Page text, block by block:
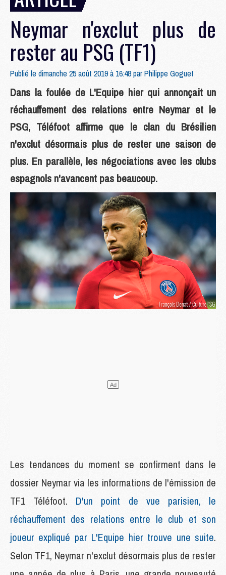
Neymar n'exclut plus de
rester au PSG (TF1)
Publié le dimanche 25 août 2019 à 16:48 parPhilippe Goguet
Dans la foulée de L'Equipe hier qui annonçait un
réchauffement des relations entre Neymar et le
PSG, Téléfoot affirme que le clan du Brésilien
n'exclut désormais plus de rester une saison de
plus. En parallèle, les négociations avec les clubs
espagnols n'avancent pas beaucoup.
Les tendances du moment se confirment dans le
dossier Neymar via les informations de l'émission de
TF1 Téléfoot. D'un point de vue parisien, le
réchauffement des relations entre le club et son
joueur expliqué par L'Equipe hier trouve une suite.
Selon TF1, Neymar n'exclut désormais plus de rester